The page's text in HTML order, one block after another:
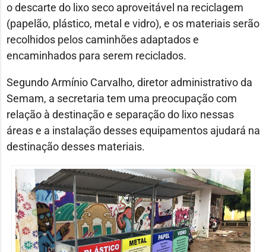
o descarte do lixo seco aproveitável na reciclagem
(papelão, plástico, metal e vidro), e os materiais serão
recolhidos pelos caminhões adaptados e
encaminhados para serem reciclados.
Segundo Armínio Carvalho, diretor administrativo da
Semam, a secretaria tem uma preocupação com
relação à destinação e separação do lixo nessas
áreas e a instalação desses equipamentos ajudará na
destinação desses materiais.